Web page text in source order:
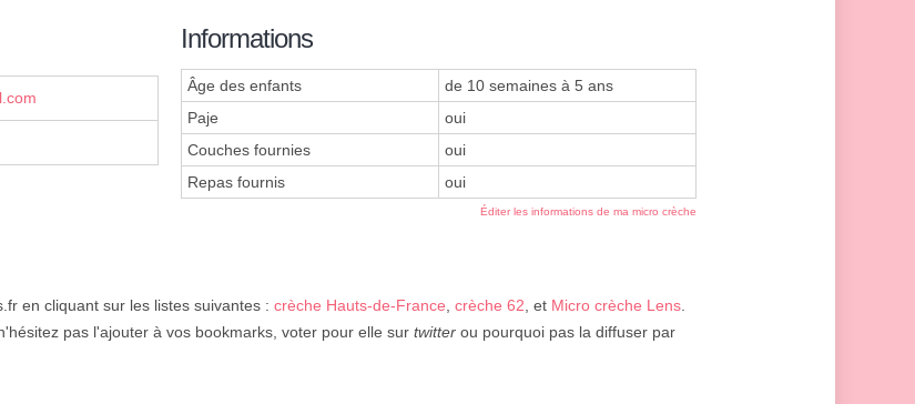
Informations
Âge des enfants
de 10 semaines à 5 ans
Paje
oui
Couches fournies
oui
Repas fournis
oui
Éditer les informations de ma micro crèche
en cliquant sur les listes suivantes : crèche Hauts-de-France, crèche 62, et Micro crèche Lens.
pas l'ajouter à vos bookmarks, voter pour elle sur twitter ou pourquoi pas la diffuser par